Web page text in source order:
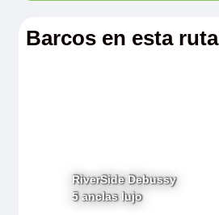
Barcos en esta ruta
RiverSide Debussy
5 anclas lujo